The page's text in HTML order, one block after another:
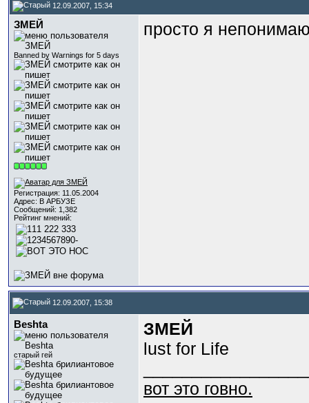
12.09.2007, 15:34
ЗМЕЙ
Banned by Warnings for 5 days
Регистрация: 11.05.2004
Адрес: В АРБУЗЕ
Сообщений: 1,382
Рейтинг мнений:
просто я
12.09.2007, 15:38
Beshta
старый гей
ЗМЕЙ
lust for Life
вот это говно.